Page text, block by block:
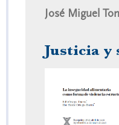
José Miguel
Justicia y